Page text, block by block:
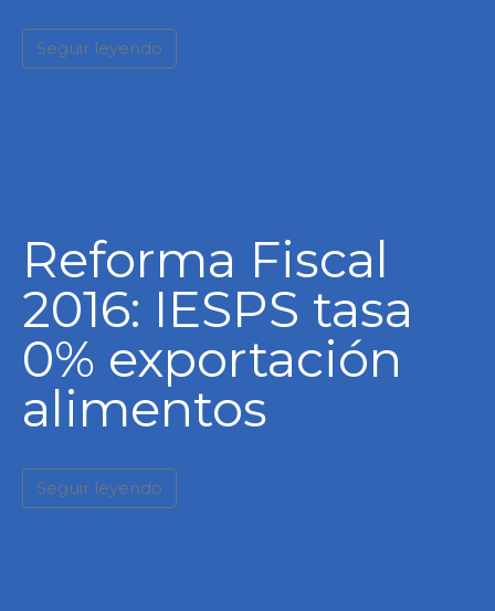
Seguir leyendo
Reforma Fiscal
2016: IESPS tasa
0% exportación
alimentos
Seguir leyendo